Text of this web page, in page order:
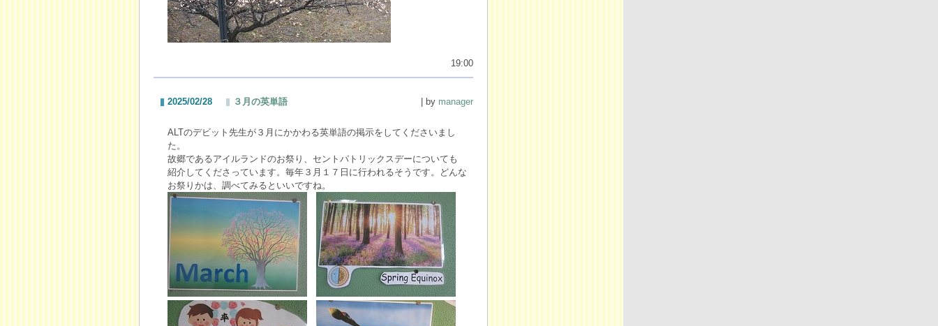
19:00
2025/02/28 ３月の英単語 | by manager
ALTのデビット先生が３月にかかわる英単語の掲示をしてくださいまし
た。
故郷であるアイルランドのお祭り、セントパトリックスデーについても
紹介してくださっています。毎年３月１７日に行われるそうです。どんな
お祭りかは、調べてみるといいですね。